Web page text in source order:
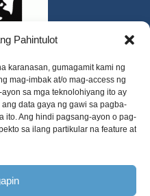
Pahintulot
karanasan, gumagamit kami ng
mag-imbak at/o mag-access ng
sa mga teknolohiyang ito ay
data gaya ng gawi sa pagba-
ito. Ang hindi pagsang-ayon o pag-
sa ilang partikular na feature at
Washington 98032
Cities Behavioral